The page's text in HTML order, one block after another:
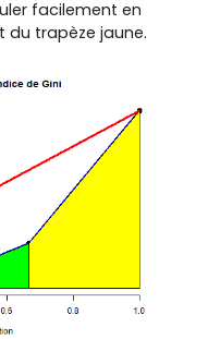
facilement en
du trapèze jaune.